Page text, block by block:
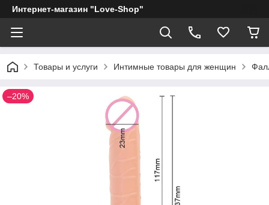
Интернет-магазин "Love-Shop"
Товары и услуги Интимные товары для женщин
–20%